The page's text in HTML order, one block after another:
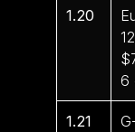
1.20
6
1.21